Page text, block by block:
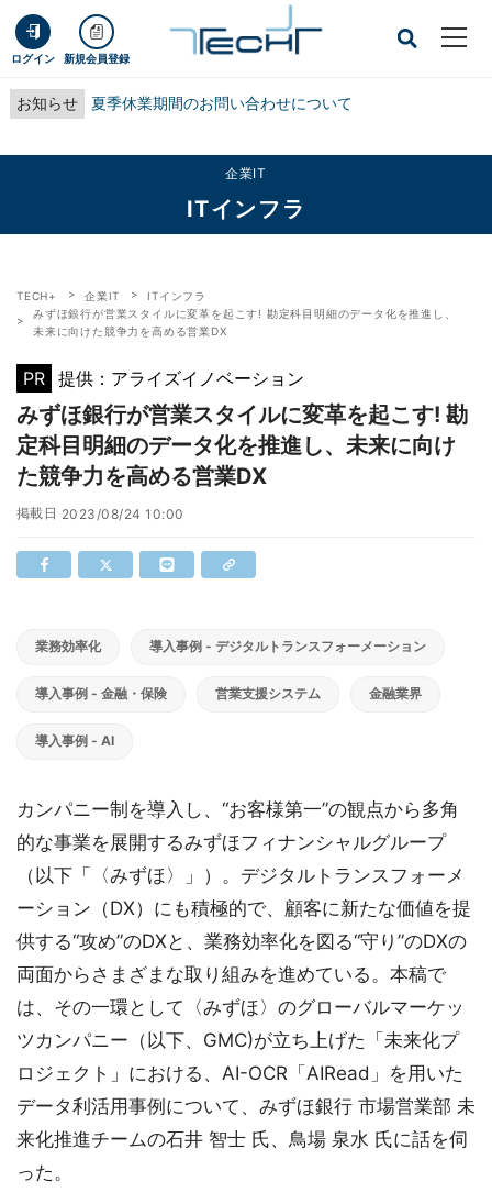
ログイン 新規会員登録
お知らせ 夏季休業期間のお問い合わせについて
企業IT
ITインフラ
TECH+ 企業IT
ITインフラ
みずほ銀行が営業スタイルに変革を起こす! 勘定科目明細のデータ化を推進し、
未来に向けた競争力を高める営業DX
PR 提供：アライズイノベーション
みずほ銀行が営業スタイルに変革を起こす! 勘
定科目明細のデータ化を推進し、未来に向け
た競争力を高める営業DX
掲載日 2023/08/24 10:00
業務効率化 導入事例 - デジタルトランスフォーメーション
導入事例 - 金融・保険 営業支援システム 金融業界
導入事例 - AI
カンパニー制を導入し、“お客様第一”の観点から多角
的な事業を展開するみずほフィナンシャルグループ
（以下「〈みずほ〉」）。デジタルトランスフォーメ
ーション（DX）にも積極的で、顧客に新たな価値を提
供する“攻め”のDXと、業務効率化を図る“守り”のDXの
両面からさまざまな取り組みを進めている。本稿で
は、その一環として〈みずほ〉のグローバルマーケッ
ツカンパニー（以下、GMC)が立ち上げた「未来化プ
ロジェクト」における、AI-OCR「AIRead」を用いた
データ利活用事例について、みずほ銀行 市場営業部 未
来化推進チームの石井 智士 氏、鳥場 泉水 氏に話を伺
った。